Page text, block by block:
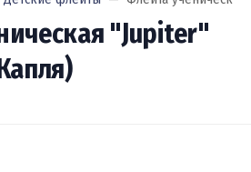
"Jupiter"